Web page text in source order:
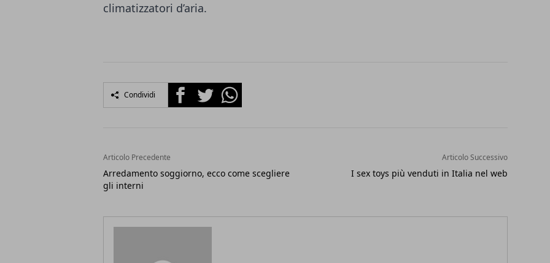
climatizzatori d’aria.
Condividi FacebookTwitterWhatsapp
Articolo Precedente
Arredamento soggiorno, ecco come scegliere
gli interni
Articolo Successivo
I sex toys più venduti in Italia nel web